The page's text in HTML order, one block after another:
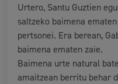
Urtero, Santu Guztien
saltzeko baimena
pertsonei. Era berean,
baimena ematen zaie.
Baimena urte natural
amaitzean berritu behar